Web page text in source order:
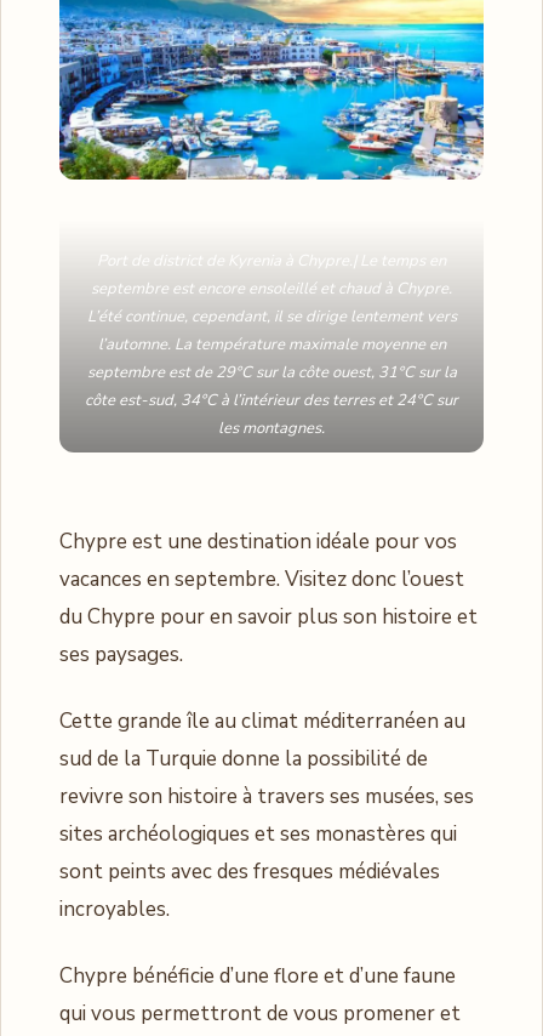
Port de district de Kyrenia à Chypre.| Le temps en
septembre est encore ensoleillé et chaud à Chypre.
L’été continue, cependant, il se dirige lentement vers
l’automne. La température maximale moyenne en
septembre est de 29°C sur la côte ouest, 31°C sur la
côte est-sud, 34°C à l’intérieur des terres et 24°C sur
les montagnes.
Chypre est une destination idéale pour vos
vacances en septembre. Visitez donc l’ouest
du Chypre pour en savoir plus son histoire et
ses paysages.
Cette grande île au climat méditerranéen au
sud de la Turquie donne la possibilité de
revivre son histoire à travers ses musées, ses
sites archéologiques et ses monastères qui
sont peints avec des fresques médiévales
incroyables.
Chypre bénéficie d’une flore et d’une faune
qui vous permettront de vous promener et